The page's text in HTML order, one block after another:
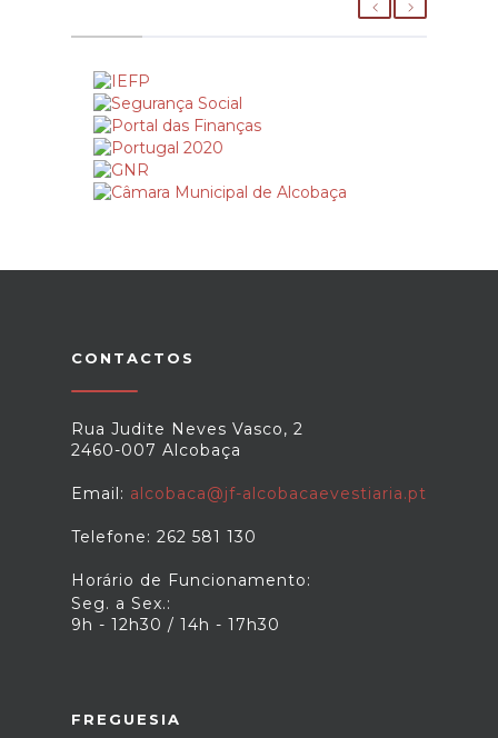
CONTACTOS
Rua Judite Neves Vasco, 2
2460-007 Alcobaça
Email: alcobaca@jf-alcobacaevestiaria.pt
Telefone: 262 581 130
Horário de Funcionamento:
Seg. a Sex.:
9h - 12h30 / 14h - 17h30
FREGUESIA